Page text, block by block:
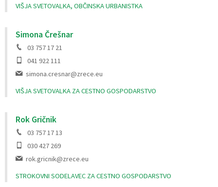
VIŠJA SVETOVALKA, OBČINSKA URBANISTKA
Simona Črešnar
03 757 17 21
041 922 111
simona.cresnar@zrece.eu
VIŠJA SVETOVALKA ZA CESTNO GOSPODARSTVO
Rok Gričnik
03 757 17 13
030 427 269
rok.gricnik@zrece.eu
STROKOVNI SODELAVEC ZA CESTNO GOSPODARSTVO